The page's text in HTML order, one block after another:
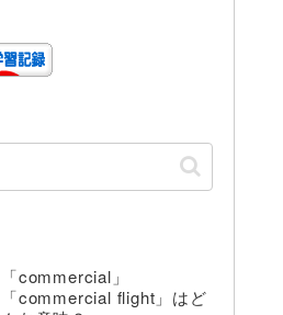
「commercial」
「commercial flight」はど